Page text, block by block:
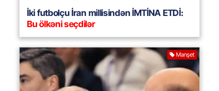
İki futbolçu İran millisindən İMTİNA ETDİ:
Bu ölkəni seçdilər
Manşet